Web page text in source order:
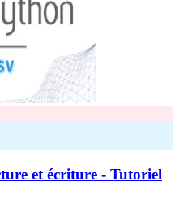
et écriture - Tutoriel